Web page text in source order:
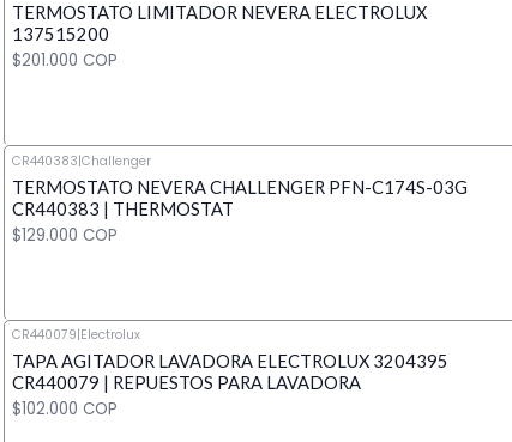
TERMOSTATO LIMITADOR NEVERA ELECTROLUX
137515200
$201.000 COP
Cantidad
CR440383|Challenger
TERMOSTATO NEVERA CHALLENGER PFN-C174S-03G
CR440383 | THERMOSTAT
$129.000 COP
Cantidad
CR440079|Electrolux
TAPA AGITADOR LAVADORA ELECTROLUX 3204395
CR440079 | REPUESTOS PARA LAVADORA
$102.000 COP